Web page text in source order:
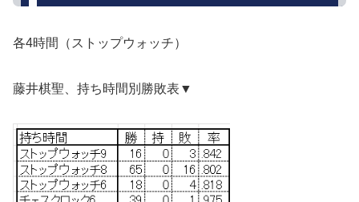
各4時間（ストップウォッチ）
藤井棋聖、持ち時間別勝敗表▼